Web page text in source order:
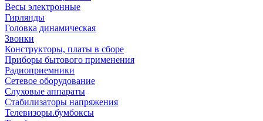
Весы электронные
Гирлянды
Головка динамическая
Звонки
Конструкторы, платы в сборе
Приборы бытового применения
Радиоприемники
Сетевое оборудование
Слуховые аппараты
Стабилизаторы напряжения
Телевизоры.бумбоксы